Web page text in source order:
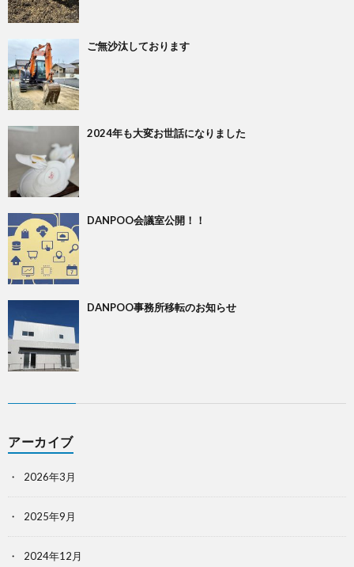
ご無沙汰しております
2024年も大変お世話になりました
DANPOO会議室公開！！
DANPOO事務所移転のお知らせ
アーカイブ
2026年3月
2025年9月
2024年12月